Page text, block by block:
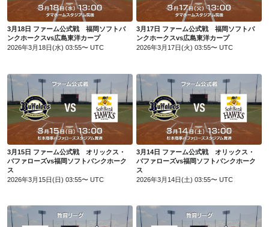
3月18日 ファーム公式戦 福岡ソフトバ
ンクホークスvs広島東洋カープ
2026年3月18日(水) 03:55〜 UTC
3月17日 ファーム公式戦 福岡ソフトバ
ンクホークスvs広島東洋カープ
2026年3月17日(火) 03:55〜 UTC
3月15日 ファーム公式戦 オリックス・バファローズvs福岡ソフトバンクホークス
3月15日 ファーム公式戦 オリックス・
バファローズvs福岡ソフトバンクホーク
ス
2026年3月15日(日) 03:55〜 UTC
3月14日 ファーム公式戦 オリックス・バファローズvs福岡ソフトバンクホークス
3月14日 ファーム公式戦 オリックス・
バファローズvs福岡ソフトバンクホーク
ス
2026年3月14日(土) 03:55〜 UTC